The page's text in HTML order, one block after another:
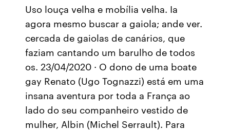
Uso louça velha e mobília velha. Ia
agora mesmo buscar a gaiola; ande ver.
cercada de gaiolas de canários, que
faziam cantando um barulho de todos
os. 23/04/2020 · O dono de uma boate
gay Renato (Ugo Tognazzi) está em uma
insana aventura por toda a França ao
lado do seu companheiro vestido de
mulher, Albin (Michel Serrault). Para